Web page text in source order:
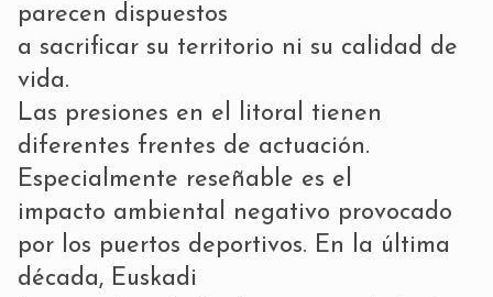
parecen dispuestos
a sacrificar su territorio ni su calidad de
vida.
Las presiones en el litoral tienen
diferentes frentes de actuación.
Especialmente reseñable es el
impacto ambiental negativo provocado
por los puertos deportivos. En la última
década, Euskadi